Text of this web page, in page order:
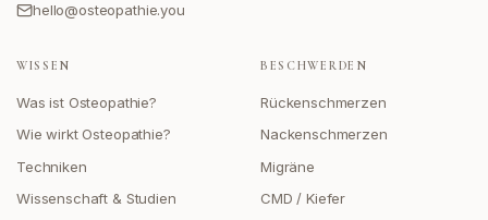
hello@osteopathie.you
WISSEN
Was ist Osteopathie?
Wie wirkt Osteopathie?
Techniken
Wissenschaft & Studien
BESCHWERDEN
Rückenschmerzen
Nackenschmerzen
Migräne
CMD / Kiefer